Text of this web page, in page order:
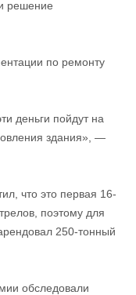
решение
по ремонту
деньги пойдут на
здания», —
что это первая 16-
поэтому для
250-тонный
обследовали